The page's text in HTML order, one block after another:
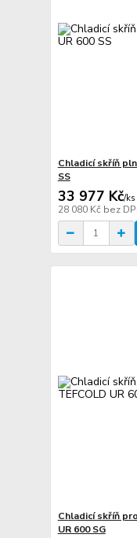
Chladicí skříň
SS
33 977 Kč/ks
28 080 Kč bez
Chladicí skříň
UR 600 SG